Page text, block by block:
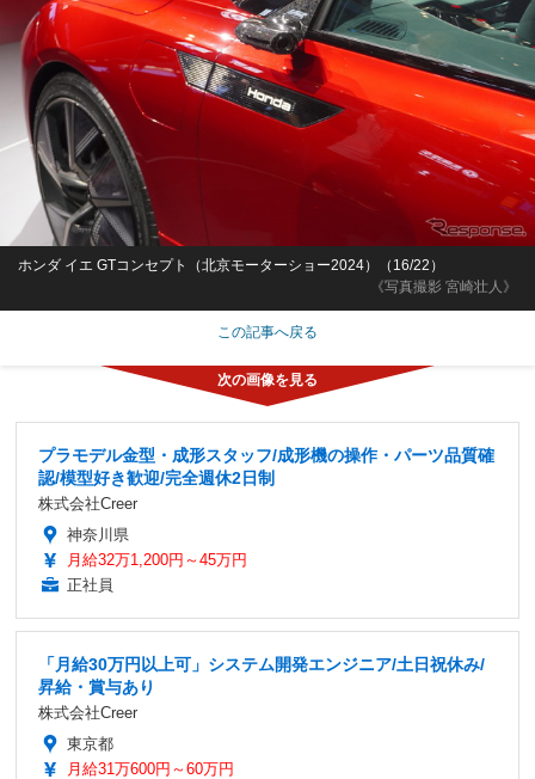
《写真撮影 宮崎壮人》
ホンダ イエ GTコンセプト（北京モーターショー2024）（16/22）
この記事へ戻る
プラモデル金型・成形スタッフ/成形機の操作・パーツ品質確
認/模型好き歓迎/完全週休2日制
株式会社Creer
神奈川県
月給32万1,200円～45万円
正社員
「月給30万円以上可」システム開発エンジニア/土日祝休み/
昇給・賞与あり
株式会社Creer
東京都
月給31万600円～60万円